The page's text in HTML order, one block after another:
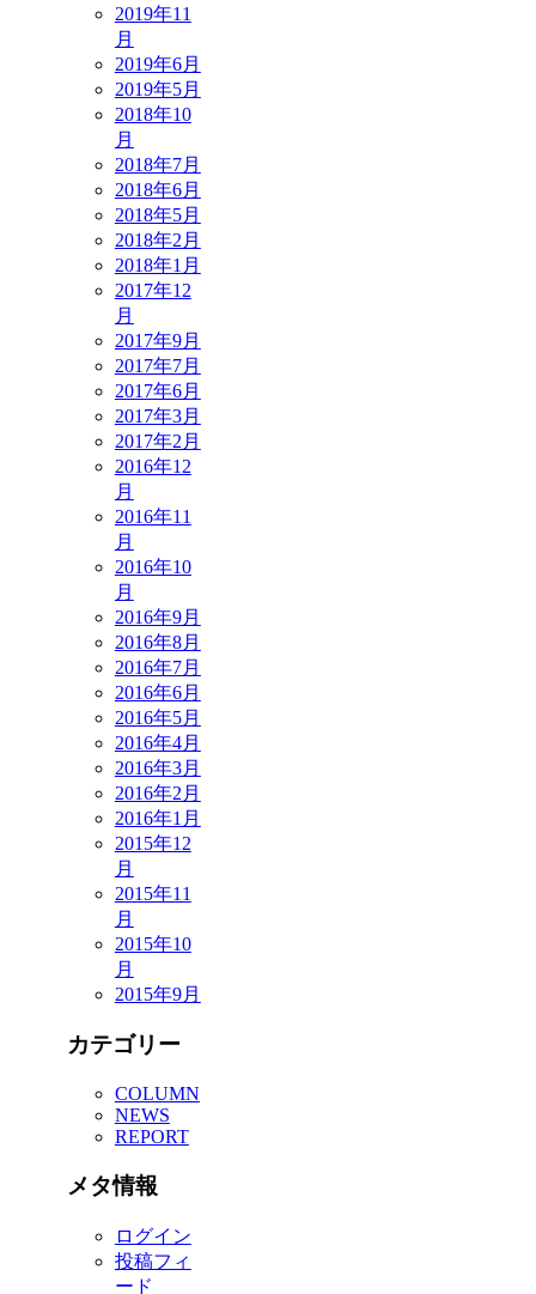
2019年11
月
2019年6月
2019年5月
2018年10
月
2018年7月
2018年6月
2018年5月
2018年2月
2018年1月
2017年12
月
2017年9月
2017年7月
2017年6月
2017年3月
2017年2月
2016年12
月
2016年11
月
2016年10
月
2016年9月
2016年8月
2016年7月
2016年6月
2016年5月
2016年4月
2016年3月
2016年2月
2016年1月
2015年12
月
2015年11
月
2015年10
月
2015年9月
カテゴリー
COLUMN
NEWS
REPORT
メタ情報
ログイン
投稿フィ
ード